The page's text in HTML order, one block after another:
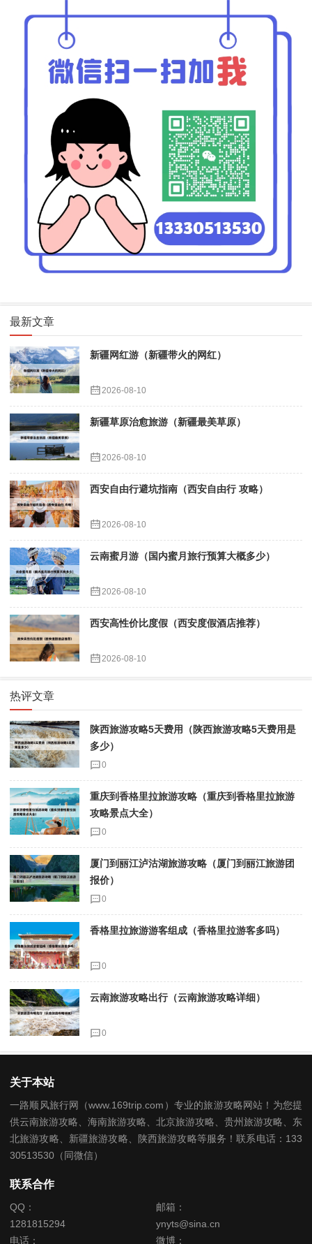
最新文章
新疆网红游（新疆带火的网红）
2026-08-10
新疆草原治愈旅游（新疆最美草原）
2026-08-10
西安自由行避坑指南（西安自由行 攻略）
2026-08-10
云南蜜月游（国内蜜月旅行预算大概多少）
2026-08-10
西安高性价比度假（西安度假酒店推荐）
2026-08-10
热评文章
陕西旅游攻略5天费用（陕西旅游攻略5天费用是
多少）
0
重庆到香格里拉旅游攻略（重庆到香格里拉旅游
攻略景点大全）
0
厦门到丽江泸沽湖旅游攻略（厦门到丽江旅游团
报价）
0
香格里拉旅游游客组成（香格里拉游客多吗）
0
云南旅游攻略出行（云南旅游攻略详细）
0
关于本站
一路顺风旅行网（www.169trip.com）专业的旅游攻略网站！为您提
供云南旅游攻略、海南旅游攻略、北京旅游攻略、贵州旅游攻略、东
北旅游攻略、新疆旅游攻略、陕西旅游攻略等服务！联系电话：133
30513530（同微信）
联系合作
QQ：
1281815294
邮箱：
ynyts@sina.cn
电话：
微博：